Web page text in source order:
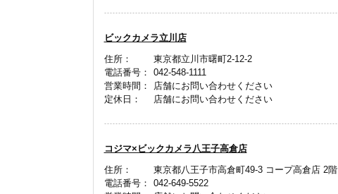
ビックカメラ立川店
住所：
東京都立川市曙町2-12-2
電話番号：
042-548-1111
営業時間：
店舗にお問い合わせください
定休日：
店舗にお問い合わせください
コジマ×ビックカメラ八王子高倉店
住所：
東京都八王子市高倉町49-3 コープ高倉店 2階
電話番号：
042-649-5522